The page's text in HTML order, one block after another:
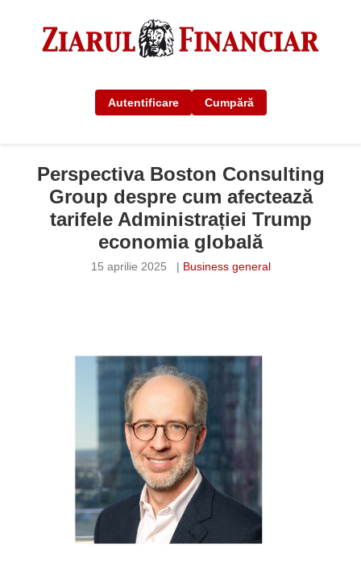
Autentificare Cumpără
Perspectiva Boston Consulting
Group despre cum afectează
tarifele Administrației Trump
economia globală
15 aprilie 2025 | Business general